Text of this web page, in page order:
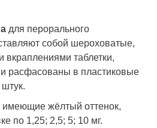
для перорального
собой шероховатые,
таблетки,
расфасованы в пластиковые
имеющие жёлтый оттенок,
по 1,25; 2,5; 5; 10 мг.